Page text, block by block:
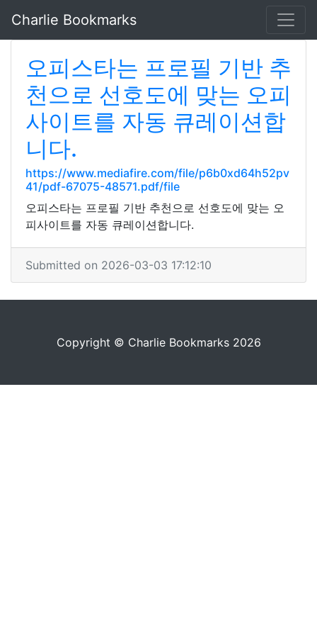
Charlie Bookmarks
오피스타는 프로필 기반 추
천으로 선호도에 맞는 오피
사이트를 자동 큐레이션합
니다.
https://www.mediafire.com/file/p6b0xd64h52pv
41/pdf-67075-48571.pdf/file
오피스타는 프로필 기반 추천으로 선호도에 맞는 오
피사이트를 자동 큐레이션합니다.
Submitted on 2026-03-03 17:12:10
Copyright © Charlie Bookmarks 2026